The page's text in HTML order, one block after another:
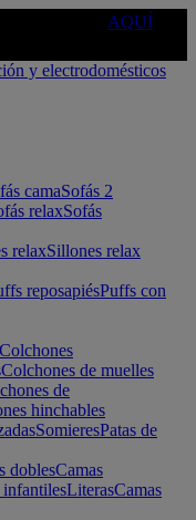
AQUÍ
camaSofás 2
relaxSofás
relaxSillones relax
reposapiésPuffs con
Colchones
Colchones de muelles
de
hinchables
SomieresPatas de
doblesCamas
infantilesLiterasCamas